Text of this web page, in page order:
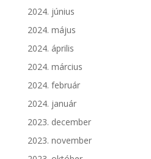
2024. június
2024. május
2024. április
2024. március
2024. február
2024. január
2023. december
2023. november